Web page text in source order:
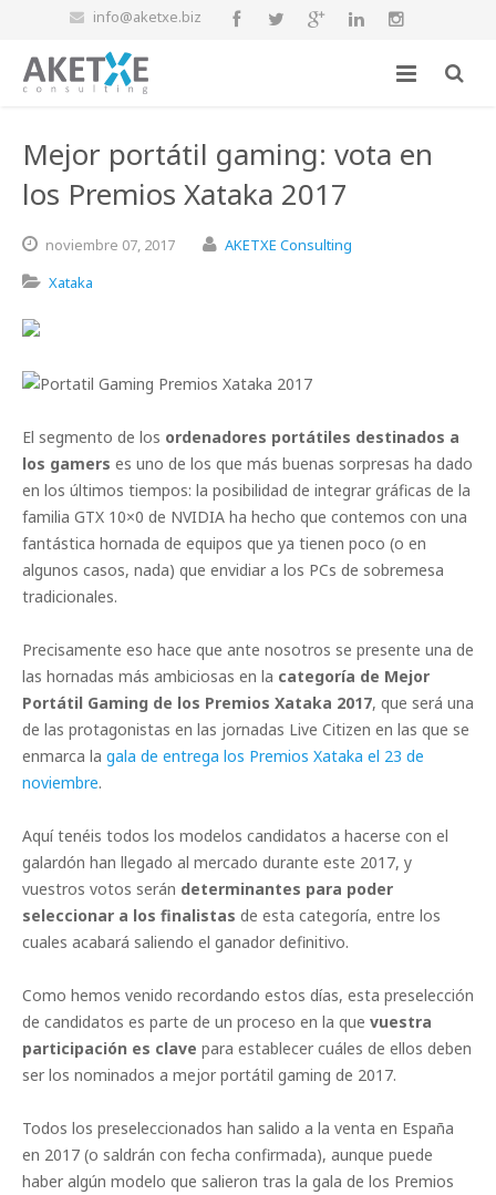
info@aketxe.biz
Mejor portátil gaming: vota en
los Premios Xataka 2017
noviembre 07, 2017
AKETXE Consulting
Xataka
El segmento de los ordenadores portátiles destinados a
los gamers es uno de los que más buenas sorpresas ha dado
en los últimos tiempos: la posibilidad de integrar gráficas de la
familia GTX 10×0 de NVIDIA ha hecho que contemos con una
fantástica hornada de equipos que ya tienen poco (o en
algunos casos, nada) que envidiar a los PCs de sobremesa
tradicionales.
Precisamente eso hace que ante nosotros se presente una de
las hornadas más ambiciosas en la categoría de Mejor
Portátil Gaming de los Premios Xataka 2017, que será una
de las protagonistas en las jornadas Live Citizen en las que se
enmarca la gala de entrega los Premios Xataka el 23 de
noviembre.
Aquí tenéis todos los modelos candidatos a hacerse con el
galardón han llegado al mercado durante este 2017, y
vuestros votos serán determinantes para poder
seleccionar a los finalistas de esta categoría, entre los
cuales acabará saliendo el ganador definitivo.
Como hemos venido recordando estos días, esta preselección
de candidatos es parte de un proceso en la que vuestra
participación es clave para establecer cuáles de ellos deben
ser los nominados a mejor portátil gaming de 2017.
Todos los preseleccionados han salido a la venta en España
en 2017 (o saldrán con fecha confirmada), aunque puede
haber algún modelo que salieron tras la gala de los Premios